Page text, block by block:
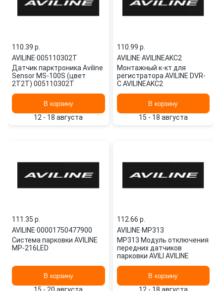
110.39 p.
AVILINE·005110302T
Датчик парктроника Aviline
Sensor MS-100S (цвет
2T2T) 005110302T
В корзину
12 - 18 августа
110.99 p.
AVILINE·AVILINEAKC2
Монтажный к-кт для
регистратора AVILINE DVR-
C AVILINEAKC2
В корзину
15 - 18 августа
111.35 p.
AVILINE·00001750477900
Система парковки AVILINE
MP-216LED
В корзину
112.66 p.
AVILINE·MP313
MP313 Модуль отключения
передних датчиков
парковки AVILI AVILINE
В корзину